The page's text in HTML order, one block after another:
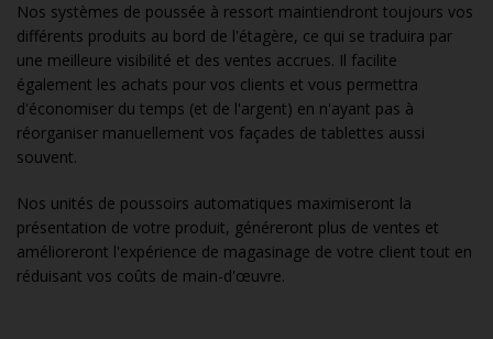
Nos systèmes de poussée à ressort maintiendront toujours vos
différents produits au bord de l'étagère, ce qui se traduira par
une meilleure visibilité et des ventes accrues. Il facilite
également les achats pour vos clients et vous permettra
d'économiser du temps (et de l'argent) en n'ayant pas à
réorganiser manuellement vos façades de tablettes aussi
souvent.
Nos unités de poussoirs automatiques maximiseront la
présentation de votre produit, généreront plus de ventes et
amélioreront l'expérience de magasinage de votre client tout en
réduisant vos coûts de main-d'œuvre.